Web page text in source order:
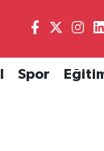
Spor